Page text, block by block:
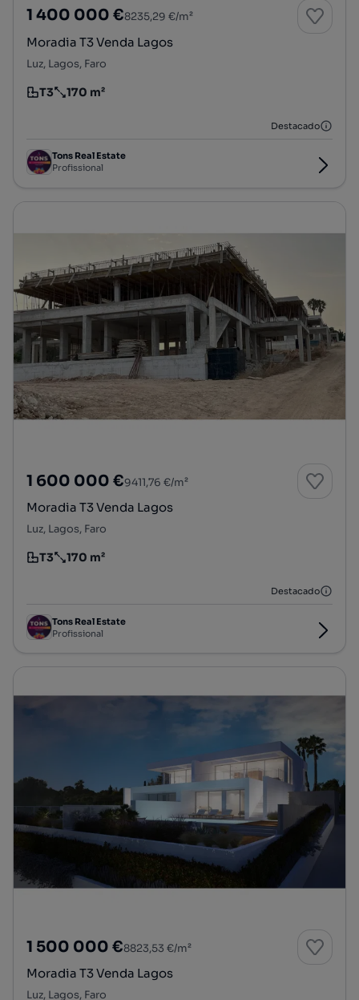
1 400 000 €8235,29 €/m²
Moradia T3 Venda Lagos
Luz, Lagos, Faro
Tipologia
T3
Preço por metro quadrado
170 m²
Destacado
Tons Real Estate
Profissional
1 600 000 €9411,76 €/m²
Moradia T3 Venda Lagos
Luz, Lagos, Faro
Tipologia
T3
Preço por metro quadrado
170 m²
Destacado
Tons Real Estate
Profissional
1 500 000 €8823,53 €/m²
Moradia T3 Venda Lagos
Luz, Lagos, Faro